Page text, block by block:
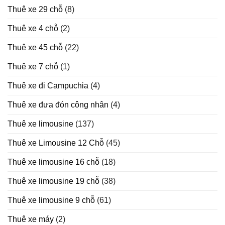
Thuê xe 29 chỗ (8)
Thuê xe 4 chỗ (2)
Thuê xe 45 chỗ (22)
Thuê xe 7 chỗ (1)
Thuê xe đi Campuchia (4)
Thuê xe đưa đón công nhân (4)
Thuê xe limousine (137)
Thuê xe Limousine 12 Chỗ (45)
Thuê xe limousine 16 chỗ (18)
Thuê xe limousine 19 chỗ (38)
Thuê xe limousine 9 chỗ (61)
Thuê xe máy (2)